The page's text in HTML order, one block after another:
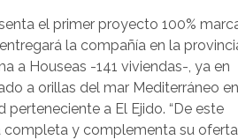
el primer proyecto 100%
la compañía en la
a Houseas -141 viviendas-, ya en
a orillas del mar Mediterráneo
perteneciente a El Ejido. “De este
completa y complementa su